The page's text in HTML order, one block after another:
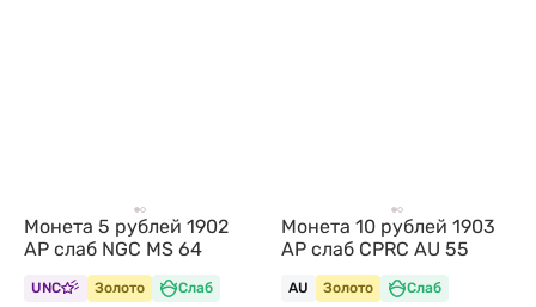
Монета 5 рублей 1902
АР слаб NGC MS 64
UNC Золото Слаб
Монета 10 рублей 1903
АР слаб CPRC AU 55
AU Золото Слаб